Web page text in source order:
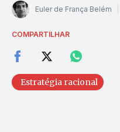
Euler de França Belém
COMPARTILHAR
Estratégia racional